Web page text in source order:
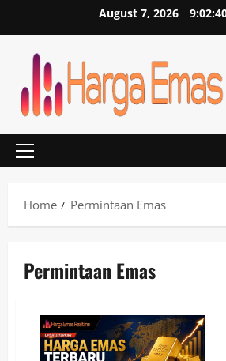
August 7, 2026
Primary
Home
Permintaan Emas
Permintaan Emas